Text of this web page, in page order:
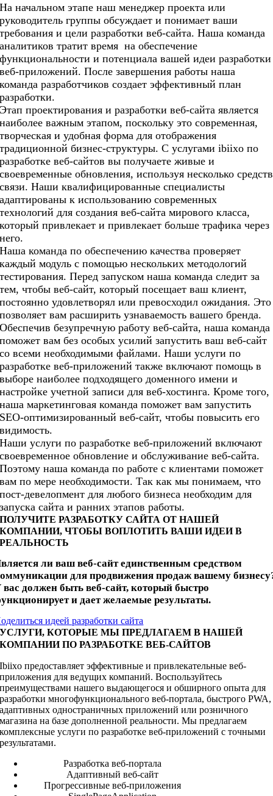
На начальном этапе наш менеджер проекта или
руководитель группы обсуждает и понимает ваши
требования и цели разработки веб-сайта. Наша команда
аналитиков тратит время на обеспечение
функциональности и потенциала вашей идеи разработки
веб-приложений. После завершения работы наша
команда разработчиков создает эффективный план
разработки.
Этап проектирования и разработки веб-сайта является
наиболее важным этапом, поскольку это современная,
творческая и удобная форма для отображения
традиционной бизнес-структуры. С услугами ibiixo по
разработке веб-сайтов вы получаете живые и
своевременные обновления, используя несколько средств
связи. Наши квалифицированные специалисты
адаптированы к использованию современных
технологий для создания веб-сайта мирового класса,
который привлекает и привлекает больше трафика через
него.
Наша команда по обеспечению качества проверяет
каждый модуль с помощью нескольких методологий
тестирования. Перед запуском наша команда следит за
тем, чтобы веб-сайт, который посещает ваш клиент,
постоянно удовлетворял или превосходил ожидания. Это
позволяет вам расширить узнаваемость вашего бренда.
Обеспечив безупречную работу веб-сайта, наша команда
поможет вам без особых усилий запустить ваш веб-сайт
со всеми необходимыми файлами. Наши услуги по
разработке веб-приложений также включают помощь в
выборе наиболее подходящего доменного имени и
настройке учетной записи для веб-хостинга. Кроме того,
наша маркетинговая команда поможет вам запустить
SEO-оптимизированный веб-сайт, чтобы повысить его
видимость.
Наши услуги по разработке веб-приложений включают
своевременное обновление и обслуживание веб-сайта.
Поэтому наша команда по работе с клиентами поможет
вам по мере необходимости. Так как мы понимаем, что
пост-девелопмент для любого бизнеса необходим для
запуска сайта и ранних этапов работы.
ПОЛУЧИТЕ РАЗРАБОТКУ САЙТА ОТ НАШЕЙ
КОМПАНИИ, ЧТОБЫ ВОПЛОТИТЬ ВАШИ ИДЕИ В
РЕАЛЬНОСТЬ
ли ваш веб-сайт единственным средством
для продвижения продаж вашему
вас должен быть веб-сайт, который быстро
и дает желаемые результаты.
идеей разработки сайта
УСЛУГИ, КОТОРЫЕ МЫ ПРЕДЛАГАЕМ В НАШЕЙ
КОМПАНИИ ПО РАЗРАБОТКЕ ВЕБ-САЙТОВ
Ibiixo предоставляет эффективные и привлекательные веб-
приложения для ведущих компаний. Воспользуйтесь
преимуществами нашего выдающегося и обширного опыта для
разработки многофункционального веб-портала, быстрого PWA,
адаптивных одностраничных приложений или розничного
магазина на базе дополненной реальности. Мы предлагаем
комплексные услуги по разработке веб-приложений с точными
результатами.
Разработка веб-портала
Адаптивный веб-сайт
Прогрессивные веб-приложения